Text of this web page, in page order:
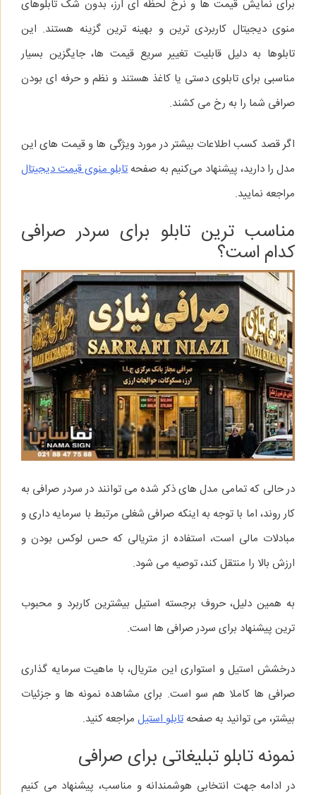
برای نمایش قیمت‌ ها و نرخ لحظه‌ ای ارز، بدون شک تابلوهای
منوی دیجیتال کاربردی‌ ترین و بهینه‌ ترین گزینه هستند. این
تابلوها به دلیل قابلیت تغییر سریع قیمت‌ ها، جایگزین بسیار
مناسبی برای تابلوی دستی یا کاغذ هستند و نظم و حرفه‌ ای بودن
صرافی شما را به رخ می‌ کشند.
اگر قصد کسب اطلاعات بیشتر در مورد ویژگی‌ ها و قیمت‌ های این
مدل را دارید، پیشنهاد می‌کنیم به صفحهتابلو منوی قیمت دیجیتال
مراجعه نمایید.
مناسب‌ ترین تابلو برای سردر صرافی
کدام است؟
در حالی که تمامی مدل‌ های ذکر شده می‌ توانند در سردر صرافی به
کار روند، اما با توجه به اینکه صرافی شغلی مرتبط با سرمایه‌ داری و
مبادلات مالی است، استفاده از متریالی که حس لوکس بودن و
ارزش بالا را منتقل کند، توصیه می‌ شود.
به همین دلیل، حروف برجسته استیل بیشترین کاربرد و محبوب‌
ترین پیشنهاد برای سردر صرافی‌ ها است.
درخشش استیل و استواری این متریال، با ماهیت سرمایه‌ گذاری
صرافی‌ ها کاملا هم‌ سو است. برای مشاهده نمونه‌ ها و جزئیات
بیشتر، می‌ توانید به صفحه تابلو استیل مراجعه کنید.
نمونه تابلو تبلیغاتی برای صرافی
در ادامه جهت انتخابی هوشمندانه و مناسب، پیشنهاد می کنیم